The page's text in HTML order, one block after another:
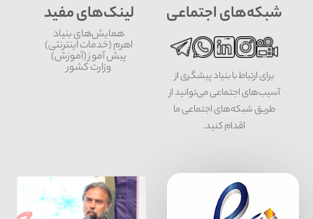
شبکه‌های اجتماعی
برای ارتباط با بنیاد پیشگری از
آسیب‌های اجتماعی می‌توانید از
طریق شبکه‌‎های اجتماعی ما
اقدام کنید.
لینک‌های مفید
همایش‌های بنیاد
اهرم (خدمات اینترنتی)
پیش آموز (آموزش)
وزارت کشور